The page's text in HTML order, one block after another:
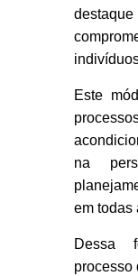
Este
na
em todas
Dessa
processo